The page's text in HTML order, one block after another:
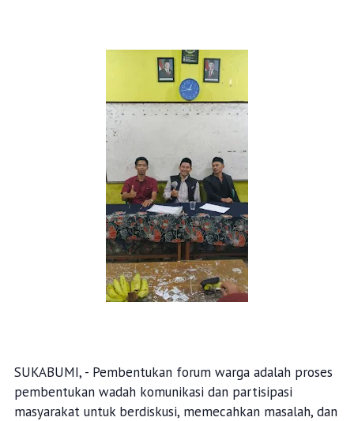
SUKABUMI, - Pembentukan forum warga adalah proses
pembentukan wadah komunikasi dan partisipasi
masyarakat untuk berdiskusi, memecahkan masalah, dan